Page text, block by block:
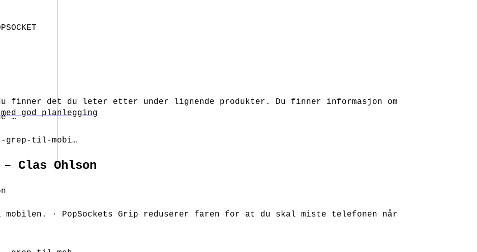
god planlegging
finner det du leter etter under lignende produkter. Du finner informasjon om
…
grep-til-mobi…
Clas Ohlson
· PopSockets Grip reduserer faren for at du skal miste telefonen når